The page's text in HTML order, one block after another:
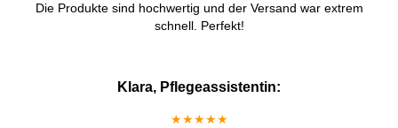
Die Produkte sind hochwertig und der Versand war extrem
schnell. Perfekt!
Klara, Pflegeassistentin:
★★★★★